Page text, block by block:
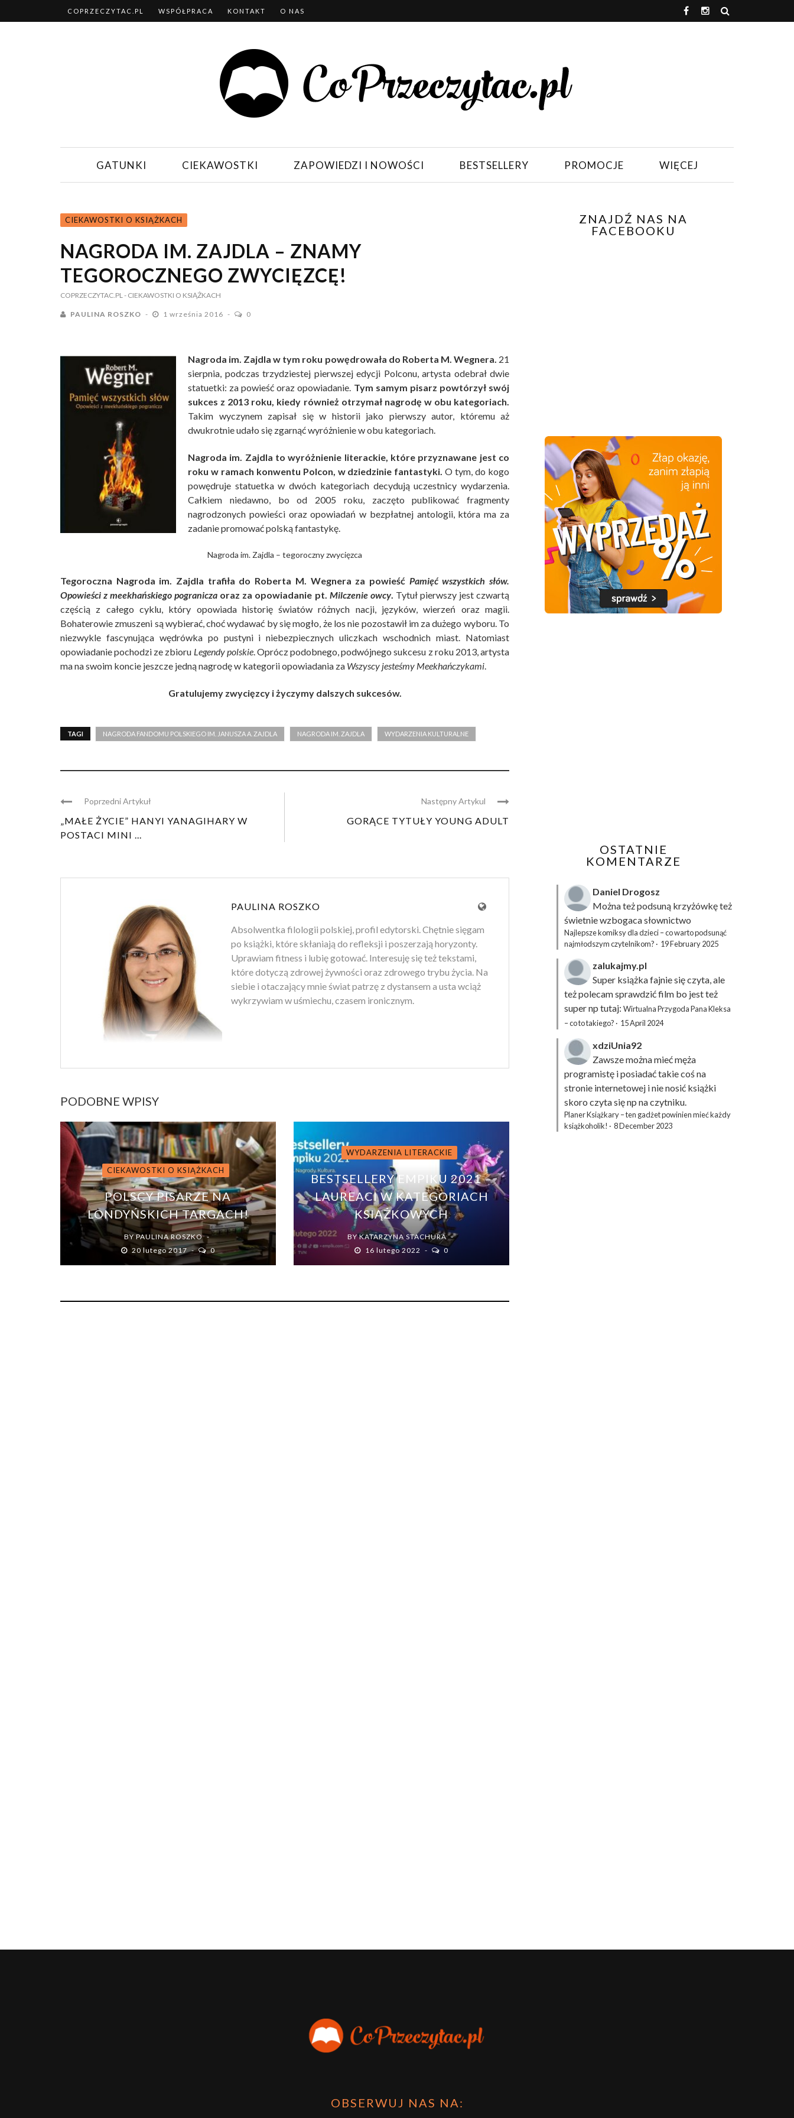
COPRZECZYTAC.PL WSPÓŁPRACA KONTAKT O NAS
GATUNKI CIEKAWOSTKI ZAPOWIEDZI I NOWOŚCI BESTSELLERY PROMOCJE WIĘCEJ
CIEKAWOSTKI O KSIĄŻKACH
NAGRODA IM. ZAJDLA – ZNAMY
TEGOROCZNEGO ZWYCIĘZCĘ!
COPRZECZYTAC.PL- CIEKAWOSTKI O KSIĄŻKACH
PAULINA ROSZKO 1 września 2016 0
Nagroda im. Zajdla w tym roku powędrowała do Roberta M. Wegnera. 21
sierpnia, podczas trzydziestej pierwszej edycji Polconu, artysta odebrał dwie
statuetki: za powieść oraz opowiadanie. Tym samym pisarz powtórzył swój
sukces z 2013 roku, kiedy również otrzymał nagrodę w obu kategoriach.
Takim wyczynem zapisał się w historii jako pierwszy autor, któremu aż
dwukrotnie udało się zgarnąć wyróżnienie w obu kategoriach.
Nagroda im. Zajdla to wyróżnienie literackie, które przyznawane jest co
roku w ramach konwentu Polcon, w dziedzinie fantastyki. O tym, do kogo
powędruje statuetka w dwóch kategoriach decydują uczestnicy wydarzenia.
Całkiem niedawno, bo od 2005 roku, zaczęto publikować fragmenty
nagrodzonych powieści oraz opowiadań w bezpłatnej antologii, która ma za
zadanie promować polską fantastykę.
Nagroda im. Zajdla – tegoroczny zwycięzca
Tegoroczna Nagroda im. Zajdla trafiła do Roberta M. Wegnera za powieść Pamięć wszystkich słów.
Opowieści z meekhańskiego pogranicza oraz za opowiadanie pt. Milczenie owcy. Tytuł pierwszy jest czwartą
częścią z całego cyklu, który opowiada historię światów różnych nacji, języków, wierzeń oraz magii.
Bohaterowie zmuszeni są wybierać, choć wydawać by się mogło, że los nie pozostawił im za dużego wyboru. To
niezwykle fascynująca wędrówka po pustyni i niebezpiecznych uliczkach wschodnich miast. Natomiast
opowiadanie pochodzi ze zbioru Legendy polskie. Oprócz podobnego, podwójnego sukcesu z roku 2013, artysta
ma na swoim koncie jeszcze jedną nagrodę w kategorii opowiadania za Wszyscy jesteśmy Meekhańczykami.
Gratulujemy zwycięzcy i życzymy dalszych sukcesów.
TAGI NAGRODA FANDOMU POLSKIEGO IM. JANUSZA A. ZAJDLA NAGRODA IM. ZAJDLA WYDARZENIA KULTURALNE
Poprzedni Artykuł
„MAŁE ŻYCIE” HANYI YANAGIHARY W
POSTACI MINI ...
Następny Artykul
GORĄCE TYTUŁY YOUNG ADULT
PAULINA ROSZKO
Absolwentka filologii polskiej, profil edytorski. Chętnie sięgam
po książki, które skłaniają do refleksji i poszerzają horyzonty.
Uprawiam fitness i lubię gotować. Interesuję się też tekstami,
które dotyczą zdrowej żywności oraz zdrowego trybu życia. Na
siebie i otaczający mnie świat patrzę z dystansem a usta wciąż
wykrzywiam w uśmiechu, czasem ironicznym.
PODOBNE WPISY
CIEKAWOSTKI O KSIĄŻKACH
POLSCY PISARZE NA
LONDYŃSKICH TARGACH!
BYPAULINA ROSZKO
20 lutego 2017
0
WYDARZENIA LITERACKIE
BESTSELLERY EMPIKU 2021 –
LAUREACI W KATEGORIACH
KSIĄŻKOWYCH
BYKATARZYNA STACHURA
16 lutego 2022
0
ZNAJDŹ NAS NA
FACEBOOKU
OSTATNIE
KOMENTARZE
Daniel Drogosz
Można też podsuną krzyżówkęteż
świetnie wzbogaca słownictwo
Najlepsze komiksy dla dzieci – co warto podsunąć
najmłodszym czytelnikom? · 19 February 2025
zalukajmy.pl
Super książka fajnie się czyta, ale
też polecam sprawdzić film bo jest też
super np tutaj: Wirtualna Przygoda Pana Kleksa
– co to takiego? · 15 April 2024
xdziUnia92
Zawsze można mieć męża
programistę i posiadać takie coś na
stronie internetowej i nie nosić książki
skoro czyta się np na czytniku.
Planer Książkary – ten gadżet powinien mieć każdy
książkoholik! · 8 December 2023
OBSERWUJ NAS NA: